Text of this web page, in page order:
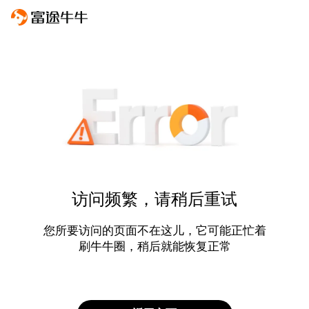
访问频繁，请稍后重试
您所要访问的页面不在这儿，它可能正忙着
刷牛牛圈，稍后就能恢复正常